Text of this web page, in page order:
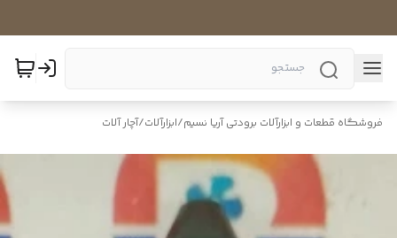
فروشگاه قطعات و ابزارآلات برودتی آریا نسیم/ابزارآلات/آچار آلات